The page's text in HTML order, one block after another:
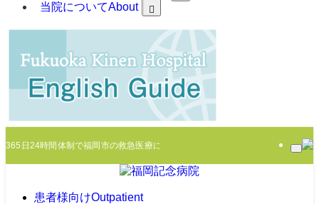
当院についてAbout
365日24時間体制で福岡市の救急医療に臨みます
患者様向けOutpatient